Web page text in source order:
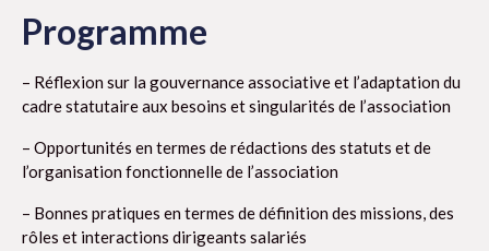
Programme
– Réflexion sur la gouvernance associative et l’adaptation du
cadre statutaire aux besoins et singularités de l’association
– Opportunités en termes de rédactions des statuts et de
l’organisation fonctionnelle de l’association
– Bonnes pratiques en termes de définition des missions, des
rôles et interactions dirigeants salariés